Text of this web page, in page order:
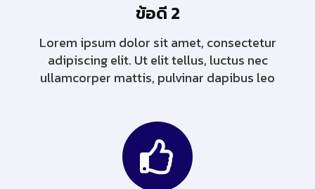
ข้อดี 2
Lorem ipsum dolor sit amet, consectetur
adipiscing elit. Ut elit tellus, luctus nec
ullamcorper mattis, pulvinar dapibus leo